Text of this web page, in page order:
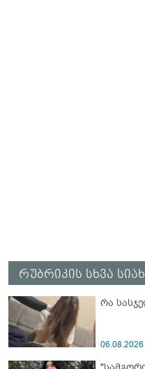
რუბრიკის სხვა
რა
06.08.2026